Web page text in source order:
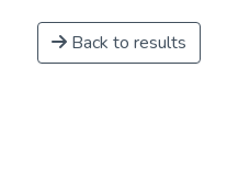
Back to results